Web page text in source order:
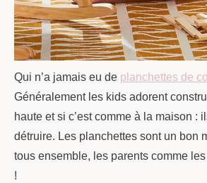
Qui n’a jamais eu de planchettes de
Généralement les kids adorent
haute et si c’est comme à la maison :
détruire. Les planchettes sont un bon
tous ensemble, les parents comme
!